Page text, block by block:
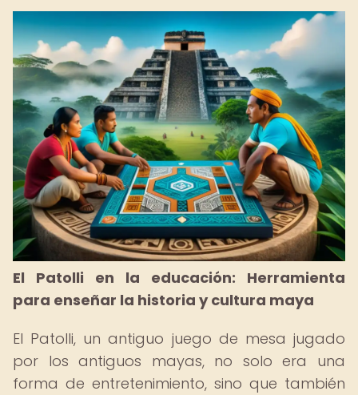
El Patolli en la educación: Herramienta
para enseñar la historia y cultura maya
El Patolli, un antiguo juego de mesa jugado
por los antiguos mayas, no solo era una
forma de entretenimiento, sino que también